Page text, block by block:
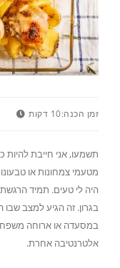
זמן הכנה:10 דקות
תשמעו, אני חייבת להיות
מטעמי צמחונות או
היה לי טעים. תמיד
בגרון. זה הגיע למצב
במסעדה או ארוחה
אלטרנטיבה אחרת.